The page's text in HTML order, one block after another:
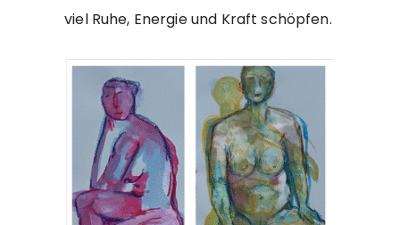
viel Ruhe, Energie und Kraft schöpfen.